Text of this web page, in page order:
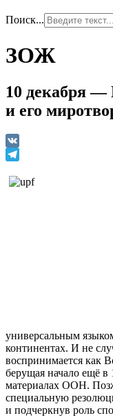
Поиск...
ЗОЖ
10 декабря —
и его
VK
универсальным
континентах. И не
воспринимается как
берущая начало ещё
материалах ООН.
специальную
и подчеркнув роль